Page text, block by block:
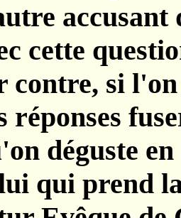
accusant
si l'on
déguste en
prend la